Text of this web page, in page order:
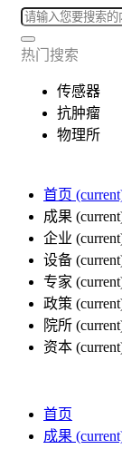
热门搜索
传感器
抗肿瘤
物理所
首页
成果
企业
设备
专家
政策
院所
资本
首页
成果